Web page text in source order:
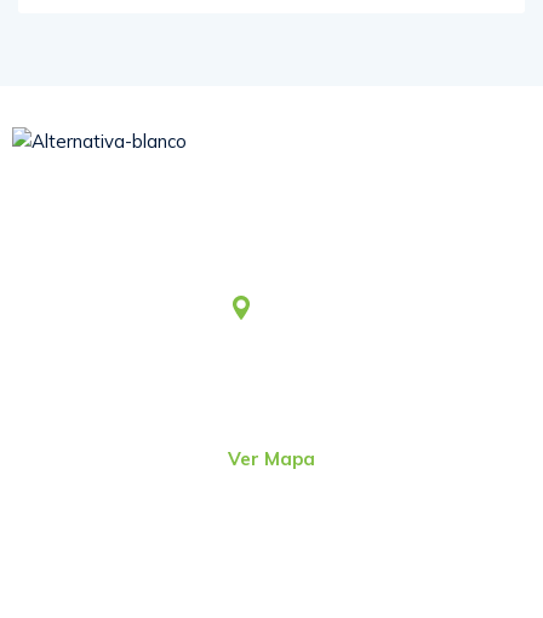
Ver Mapa